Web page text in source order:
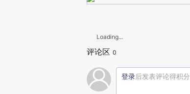
Loading...
评论区 0
登录后发表评论得积分